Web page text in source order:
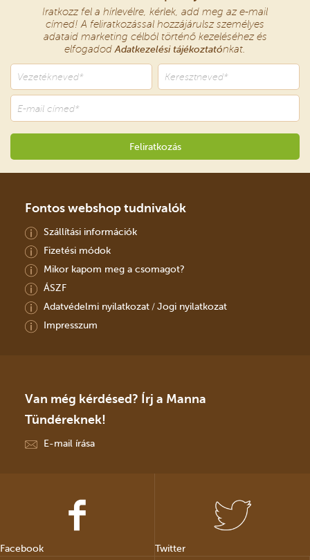
Iratkozz fel a hírlevélre, kérlek, add meg az e-mail
címed! A feliratkozással hozzájárulsz személyes
adataid marketing célból történő kezeléséhez és
elfogadodAdatkezelési tájékoztatónkat.
Fontos webshop tudnivalók
Szállítási információk
Fizetési módok
Mikor kapom meg a csomagot?
ÁSZF
Adatvédelmi nyilatkozat/ Jogi nyilatkozat
Impresszum
Van még kérdésed? Írj a Manna
Tündéreknek!
E-mail írása
Facebook Twitter